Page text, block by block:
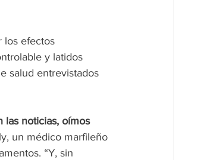
los efectos
y latidos
salud entrevistados
las noticias, oímos
un médico marfileño
“Y, sin